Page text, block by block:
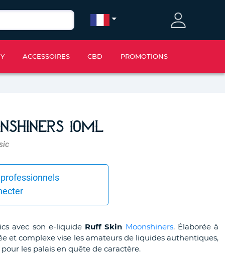
ACCESSOIRES CBD PROMOTIONS
10ml
avec son e-liquide Ruff Skin Moonshiners. Élaborée à
et complexe vise les amateurs de liquides authentiques,
les palais en quête de caractère.